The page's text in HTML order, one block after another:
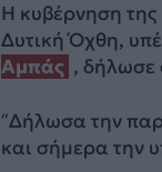
Η κυβέρνηση της
Δυτική Όχθη,
Αμπάς , δήλωσε
“Δήλωσα την
και σήμερα την